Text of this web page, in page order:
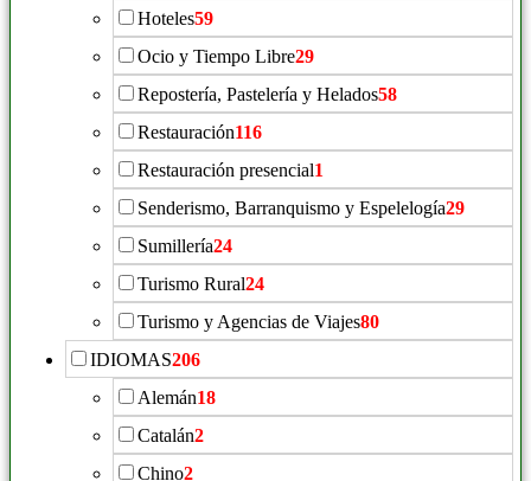
Hoteles59
Ocio y Tiempo Libre29
Repostería, Pastelería y Helados58
Restauración116
Restauración presencial1
Senderismo, Barranquismo y Espelelogía29
Sumillería24
Turismo Rural24
Turismo y Agencias de Viajes80
IDIOMAS206
Alemán18
Catalán2
Chino2